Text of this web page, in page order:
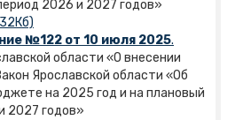
2026 и 2027 годов»
№122 от 10 июля 2025.
области «О внесении
Ярославской области «Об
на 2025 год и на плановый
2027 годов»